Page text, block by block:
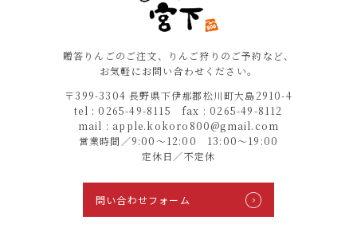
贈答りんごのご注文、りんご狩りのご予約など、
お気軽にお問い合わせください。
〒399-3304 長野県下伊那郡松川町大島2910-4
tel : 0265-49-8115 fax : 0265-49-8112
mail : apple.kokoro800@gmail.com
営業時間／9:00〜12:00 13:00〜19:00
定休日／不定休
問い合わせフォーム